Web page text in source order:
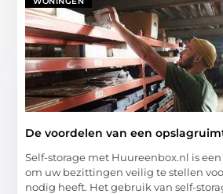
De voordelen van een
Self-storage met Huureenbox.nl is
om uw bezittingen veilig te stellen
nodig heeft. Het gebruik van self-